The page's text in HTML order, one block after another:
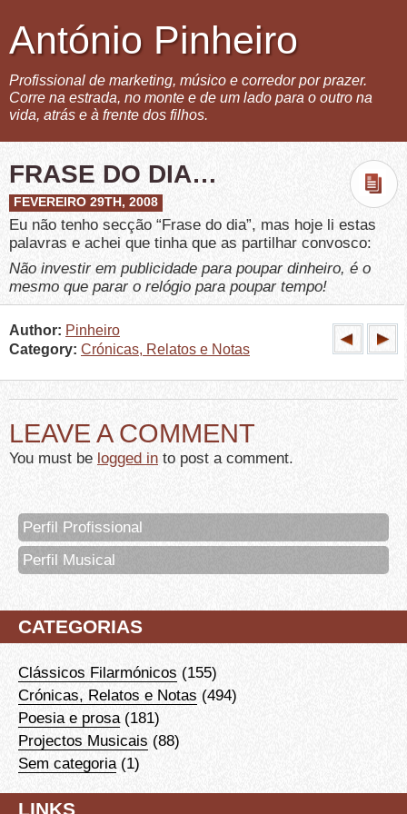
António Pinheiro
Profissional de marketing, músico e corredor por prazer.
Corre na estrada, no monte e de um lado para o outro na
vida, atrás e à frente dos filhos.
FRASE DO DIA…
FEVEREIRO 29TH, 2008
Eu não tenho secção “Frase do dia”, mas hoje li estas
palavras e achei que tinha que as partilhar convosco:
Não investir em publicidade para poupar dinheiro, é o
mesmo que parar o relógio para poupar tempo!
Author: Pinheiro
Category: Crónicas, Relatos e Notas
LEAVE A COMMENT
You must be logged in to post a comment.
Perfil Profissional
Perfil Musical
CATEGORIAS
Clássicos Filarmónicos (155)
Crónicas, Relatos e Notas (494)
Poesia e prosa (181)
Projectos Musicais (88)
Sem categoria (1)
LINKS